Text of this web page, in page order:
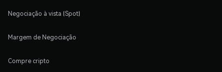
Negociação à vista (Spot)
Margem de Negociação
Compre cripto